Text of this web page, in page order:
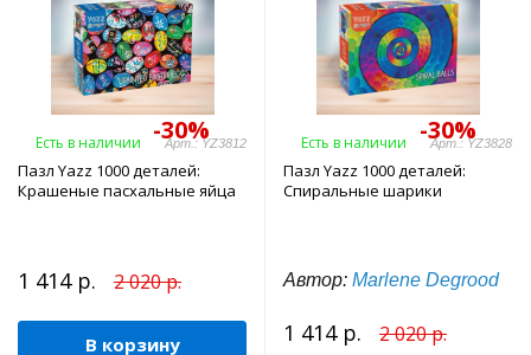
-30%
Есть в наличии Арт.: YZ3812
Пазл Yazz 1000 деталей:
Крашеные пасхальные яйца
1 414 р. 2 020 р.
В корзину
-30%
Есть в наличии Арт.: YZ3828
Пазл Yazz 1000 деталей:
Спиральные шарики
Автор: Marlene Degrood
1 414 р. 2 020 р.